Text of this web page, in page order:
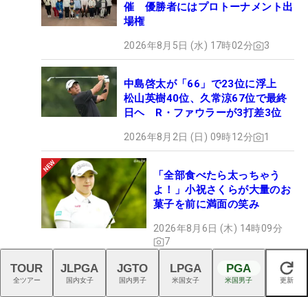
催 優勝者にはプロトーナメント出
場権
2026年8月5日 (水) 17時02分 3
中島啓太が「66」で23位に浮上
松山英樹40位、久常涼67位で最終
日ヘ R・ファウラーが3打差3位
2026年8月2日 (日) 09時12分 1
「全部食べたら太っちゃう
よ！」小祝さくらが大量のお
菓子を前に満面の笑み
2026年8月6日 (木) 14時09分
7
改名が呼び込んだ悲願の初V！ 苦節
を乗り越えた美女イ・ユルリンは、
閉じる
TOUR
全ツアー
JLPGA
国内女子
JGTO
国内男子
LPGA
米国女子
PGA
米国男子 更新